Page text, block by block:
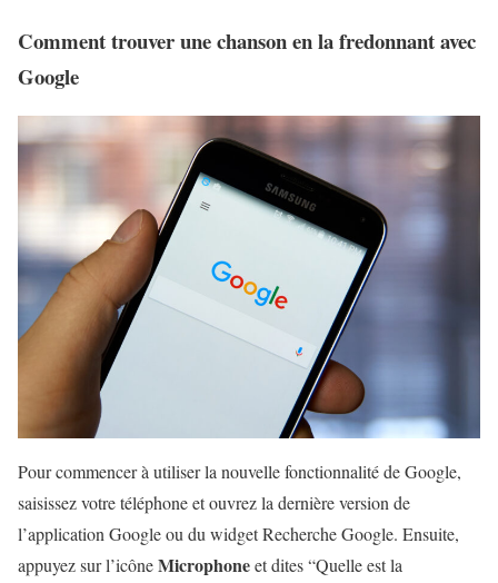
Comment trouver une chanson en la fredonnant avec
Google
Pour commencer à utiliser la nouvelle fonctionnalité de Google,
saisissez votre téléphone et ouvrez la dernière version de
l’application Google ou du widget Recherche Google. Ensuite,
appuyez sur l’icôneMicrophoneet dites “Quelle est la